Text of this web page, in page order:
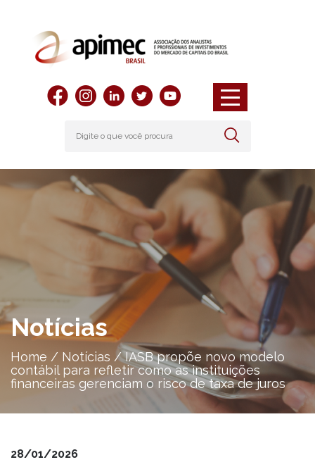
Notícias
Home / Notícias /IASB propõe novo modelo
contábil para refletir como as instituições
financeiras gerenciam o risco de taxa de juros
28/01/2026